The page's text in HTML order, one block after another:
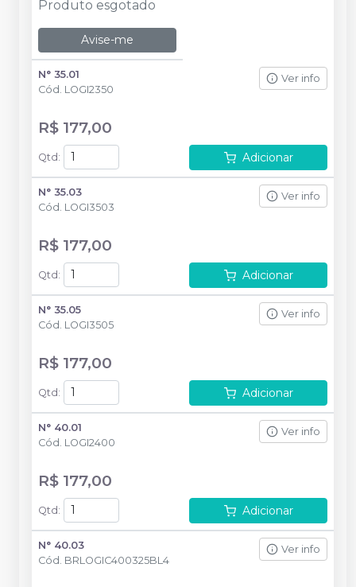
Produto esgotado
Avise-me
N° 35.01
Cód. LOGI2350
Ver info
R$ 177,00
Qtd : Adicionar
N° 35.03
Cód. LOGI3503
Ver info
R$ 177,00
Qtd : Adicionar
N° 35.05
Cód. LOGI3505
Ver info
R$ 177,00
Qtd : Adicionar
N° 40.01
Cód. LOGI2400
Ver info
R$ 177,00
Qtd : Adicionar
N° 40.03
Cód. BRLOGIC400325BL4
Ver info